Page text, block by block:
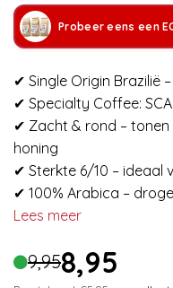
Probeer eens een
✔ Single Origin Brazilië
✔ Specialty Coffee:
✔ Zacht & rond – tonen
honing
✔ Sterkte 6/10 – ideaal
✔ 100% Arabica –
Lees meer
9,958,95